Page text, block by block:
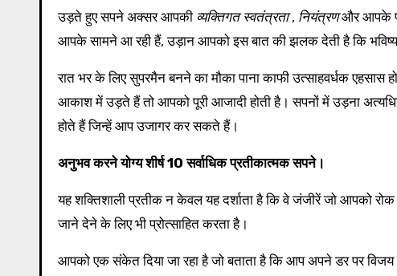
उड़ते हुए सपने अक्सर आपकी व्यक्तिगत स्वतंत्रता, नियंत्रणऔर आपके
आपके सामने आ रही हैं, उड़ान आपको इस बात की झलक देती है कि
रात भर के लिए सुपरमैन बनने का मौका पाना काफी उत्साहवर्धक
आकाश में उड़ते हैं तो आपको पूरी आजादी होती है। सपनों में उड़ना
होते हैं जिन्हें आप उजागर कर सकते हैं।
अनुभव करने योग्य शीर्ष 10 सर्वाधिक प्रतीकात्मक सपने।
यह शक्तिशाली प्रतीक न केवल यह दर्शाता है कि वे जंजीरें जो आपको
जाने देने के लिए भी प्रोत्साहित करता है।
आपको एक संकेत दिया जा रहा है जो बताता है कि आप अपने डर पर